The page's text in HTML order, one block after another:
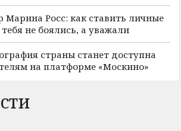
Росс: как ставить личные
не боялись, а уважали
страны станет доступна
на платформе «Москино»